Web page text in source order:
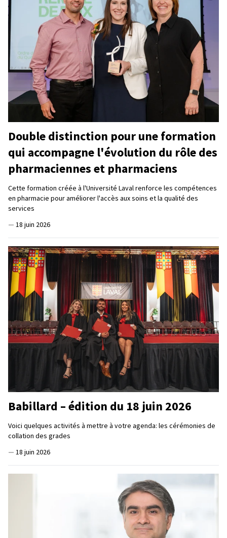
Double distinction pour une formation
qui accompagne l'évolution du rôle des
pharmaciennes et pharmaciens
Cette formation créée à l'Université Laval renforce les compétences
en pharmacie pour améliorer l'accès aux soins et la qualité des
services
— 18 juin 2026
Babillard – édition du 18 juin 2026
Voici quelques activités à mettre à votre agenda: les cérémonies de
collation des grades
— 18 juin 2026